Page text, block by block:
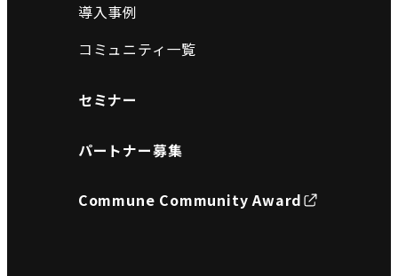
導入事例
コミュニティ一覧
セミナー
パートナー募集
Commune Community Award